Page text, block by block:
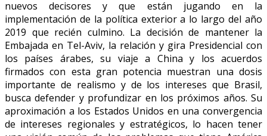
nuevos decisores y que están jugando en la
implementación de la política exterior a lo largo del año
2019 que recién culmino. La decisión de mantener la
Embajada en Tel-Aviv, la relación y gira Presidencial con
los países árabes, su viaje a China y los acuerdos
firmados con esta gran potencia muestran una dosis
importante de realismo y de los intereses que Brasil,
busca defender y profundizar en los próximos años. Su
aproximación a los Estados Unidos en una convergencia
de intereses regionales y estratégicos, lo hacen tener